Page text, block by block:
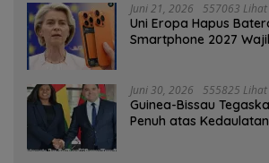
Juni 21, 2026 557063 Lihat
Uni Eropa Hapus
Smartphone 2027
Juni 30, 2026 555825 Lihat
Guinea-Bissau
Penuh atas